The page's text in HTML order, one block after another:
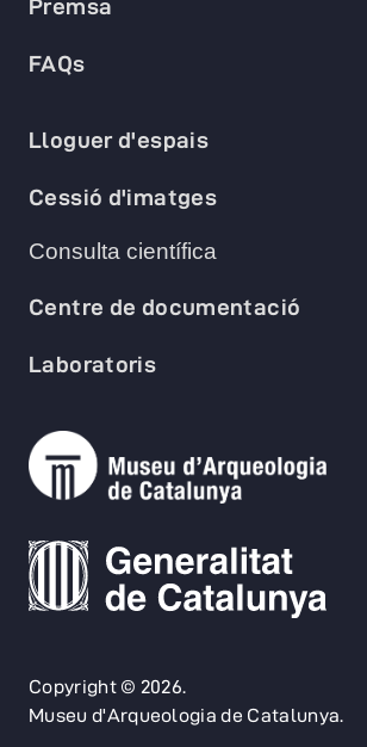
Copyright © 2026.
Museu d'Arqueologia de Catalunya.
Premsa
FAQs
Lloguer d'espais
Cessió d'imatges
Consulta científica
Centre de documentació
Laboratoris